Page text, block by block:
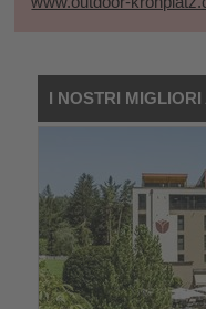
I NOSTRI